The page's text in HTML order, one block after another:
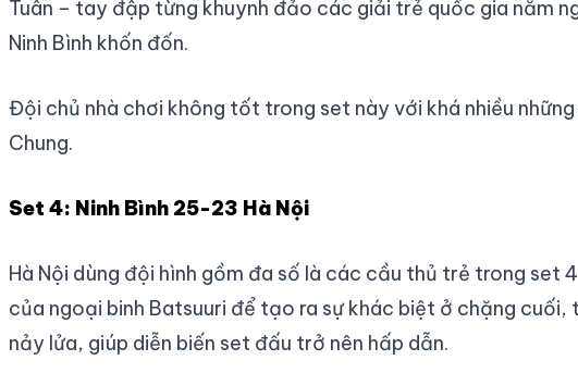
Tuân – tay đập từng khuynh đảo các giải trẻ quốc gia năm
Ninh Bình khốn đốn.
Đội chủ nhà chơi không tốt trong set này với khá nhiều
Chung.
Set 4: Ninh Bình 25-23 Hà Nội
Hà Nội dùng đội hình gồm đa số là các cầu thủ trẻ trong set
của ngoại binh Batsuuri để tạo ra sự khác biệt ở chặng
nảy lửa, giúp diễn biến set đấu trở nên hấp dẫn.